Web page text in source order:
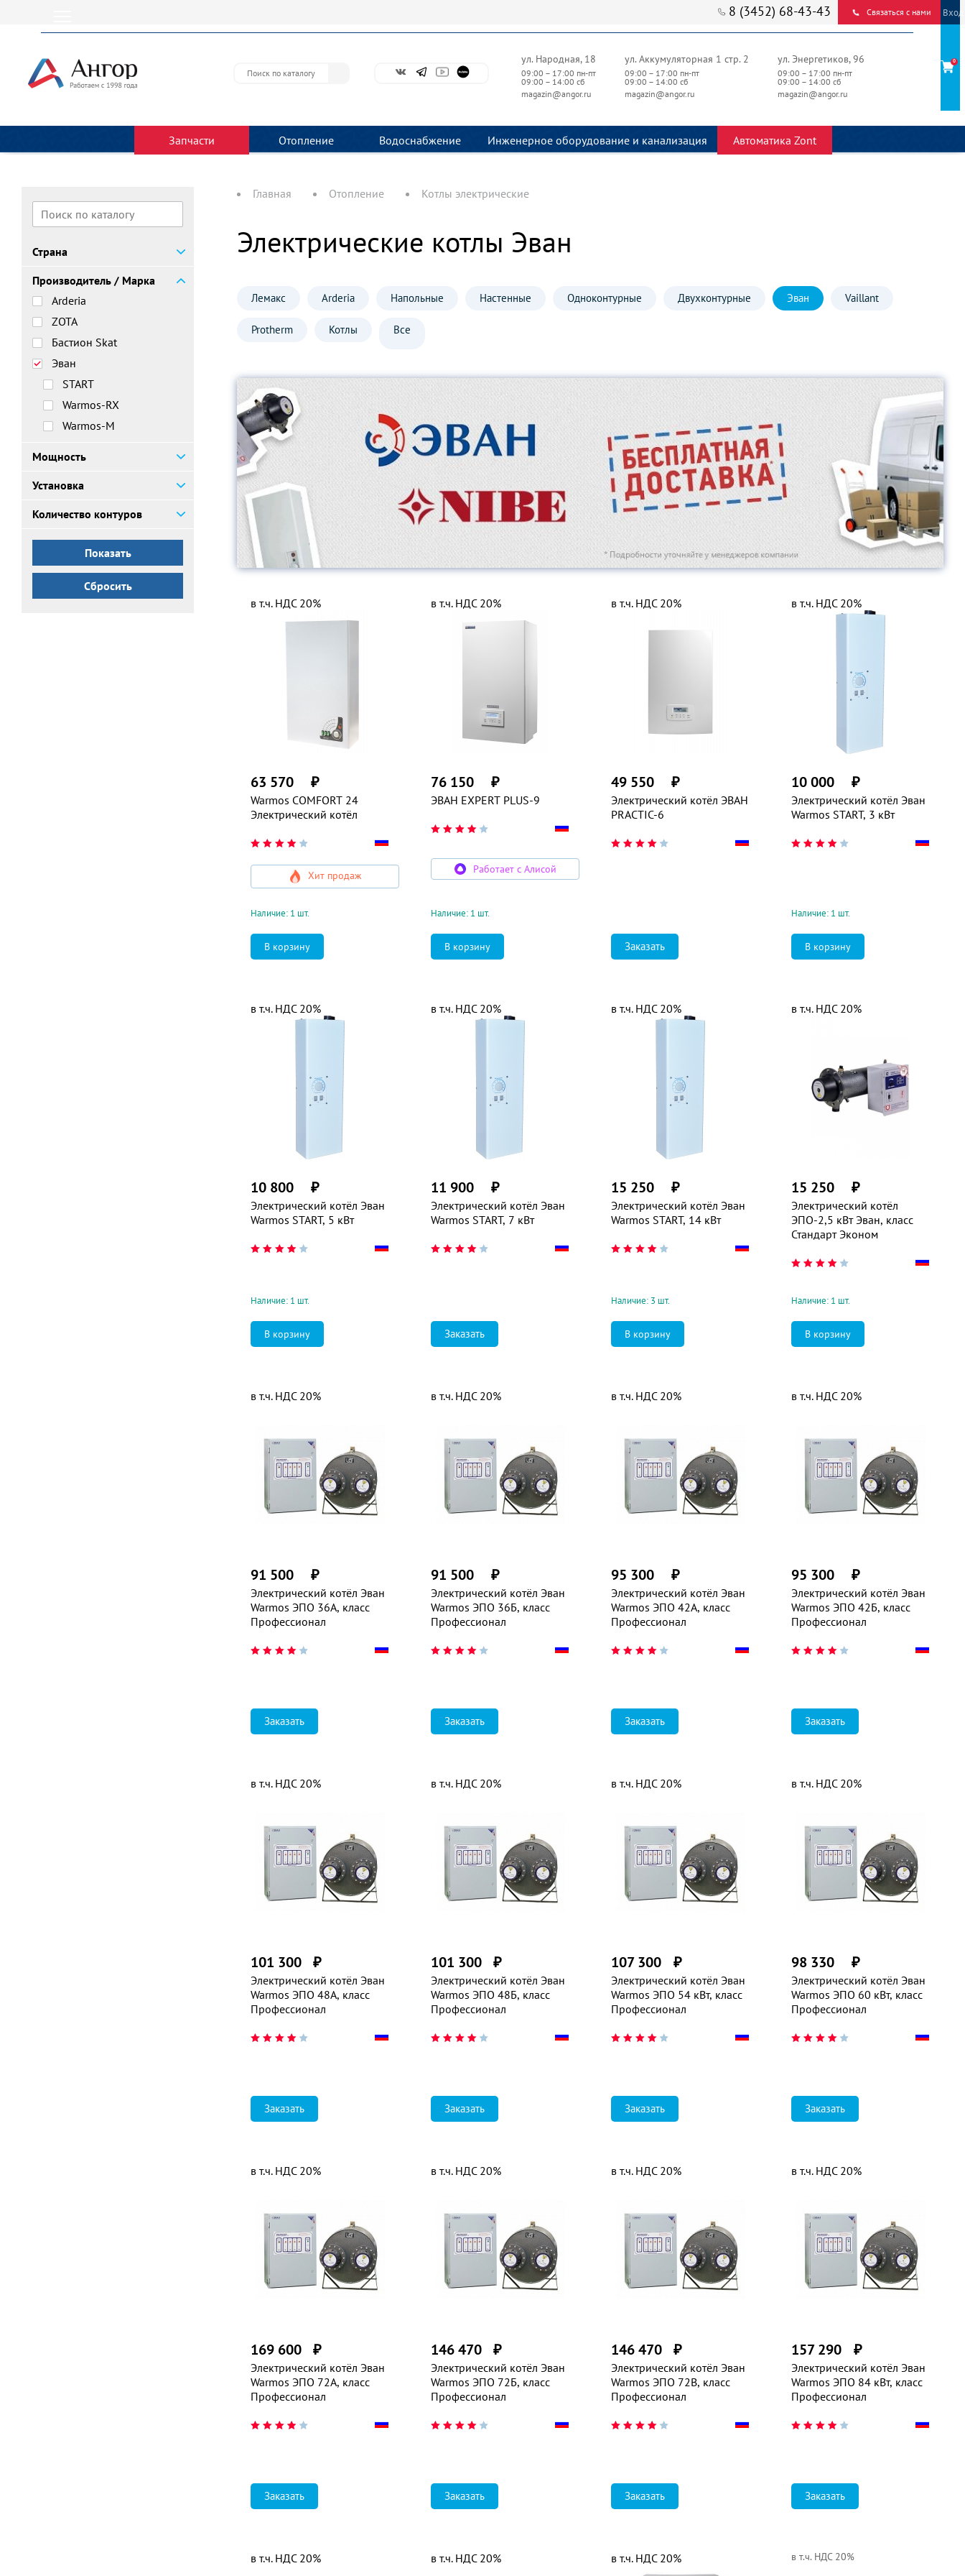
8 (3452) 68-43-43 Связаться с нами
ул. Народная, 18
09:00 – 17:00 пн-пт
09:00 – 14:00 сб
magazin@angor.ru
ул. Аккумуляторная 1 стр. 2
09:00 – 17:00 пн-пт
09:00 – 14:00 сб
magazin@angor.ru
ул. Энергетиков, 96
09:00 – 17:00 пн-пт
09:00 – 14:00 сб
magazin@angor.ru
Запчасти Отопление Водоснабжение Инженерное оборудование и канализация Автоматика Zont
Вход
0
Страна
Производитель / Марка
Arderia
ZOTA
Бастион Skat
Эван
START
Warmos-RX
Warmos-M
EXPERT PLUS
ЭПО
Мощность
Установка
Количество контуров
Сбросить
Главная Отопление Котлы электрические
Электрические котлы Эван
Лемакс Arderia Напольные Настенные Одноконтурные Двухконтурные Эван Vaillant
Protherm Котлы Все
Warmos COMFORT 24
Электрический котёл
63 570 ₽
в т.ч. НДС 20%
Хит продаж
Наличие: 1 шт.
ЭВАН EXPERT PLUS-9
76 150 ₽
в т.ч. НДС 20%
Работает с Алисой
Наличие: 1 шт.
Электрический котёл ЭВАН
PRACTIC-6
49 550 ₽
в т.ч. НДС 20%
Заказать
Электрический котёл Эван
Warmos START, 3 кВт
10 000 ₽
в т.ч. НДС 20%
Наличие: 1 шт.
Электрический котёл Эван
Warmos START, 5 кВт
10 800 ₽
в т.ч. НДС 20%
Наличие: 1 шт.
Электрический котёл Эван
Warmos START, 7 кВт
11 900 ₽
в т.ч. НДС 20%
Заказать
Электрический котёл Эван
Warmos START, 14 кВт
15 250 ₽
в т.ч. НДС 20%
Наличие: 3 шт.
Электрический котёл
ЭПО-2,5 кВт Эван, класс
Стандарт Эконом
15 250 ₽
в т.ч. НДС 20%
Наличие: 1 шт.
Электрический котёл Эван
Warmos ЭПО 36А, класс
Профессионал
91 500 ₽
в т.ч. НДС 20%
Заказать
Электрический котёл Эван
Warmos ЭПО 36Б, класс
Профессионал
91 500 ₽
в т.ч. НДС 20%
Заказать
Электрический котёл Эван
Warmos ЭПО 42А, класс
Профессионал
95 300 ₽
в т.ч. НДС 20%
Заказать
Электрический котёл Эван
Warmos ЭПО 42Б, класс
Профессионал
95 300 ₽
в т.ч. НДС 20%
Заказать
Электрический котёл Эван
Warmos ЭПО 48А, класс
Профессионал
101 300 ₽
в т.ч. НДС 20%
Заказать
Электрический котёл Эван
Warmos ЭПО 48Б, класс
Профессионал
101 300 ₽
в т.ч. НДС 20%
Заказать
Электрический котёл Эван
Warmos ЭПО 54 кВт, класс
Профессионал
107 300 ₽
в т.ч. НДС 20%
Заказать
Электрический котёл Эван
Warmos ЭПО 60 кВт, класс
Профессионал
98 330 ₽
в т.ч. НДС 20%
Заказать
Электрический котёл Эван
Warmos ЭПО 72А, класс
Профессионал
169 600 ₽
в т.ч. НДС 20%
Заказать
Электрический котёл Эван
Warmos ЭПО 72Б, класс
Профессионал
146 470 ₽
в т.ч. НДС 20%
Заказать
Электрический котёл Эван
Warmos ЭПО 72В, класс
Профессионал
146 470 ₽
в т.ч. НДС 20%
Заказать
Электрический котёл Эван
Warmos ЭПО 84 кВт, класс
Профессионал
157 290 ₽
в т.ч. НДС 20%
Заказать
в т.ч. НДС 20% в т.ч. НДС 20% в т.ч. НДС 20% в т.ч. НДС 20%